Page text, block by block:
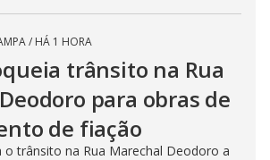
/ HÁ 1 HORA
trânsito na Rua
para obras de
de fiação
o trânsito na Rua Marechal Deodoro a